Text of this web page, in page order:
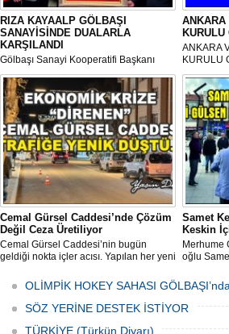
RIZA KAYAALP GÖLBAŞI
SANAYİSİNDE DUALARLA
KARŞILANDI
Gölbaşı Sanayi Kooperatifi Başkanı
Mehmet Aktay öncülüğünde, sanayi
esnafı adına düzenlenen anlamlı anma
programı Sanayi Camii’nde yoğun
katılımla gerçekleştirildi.
ANKARA
KURULU
ANKARA
KURULU
Cemal Gürsel Caddesi’nde Çözüm
Değil Ceza Üretiliyor
Cemal Gürsel Caddesi’nin bugün
geldiği nokta içler acısı. Yapılan her yeni
adeta başka bir noktaya taşıyor
Samet
Keskin
Merhume
oğlu
önünde
temsilci,
OLİMPİK HOKEY SAHASI GÖLBAŞI’nda
SÖZ YERİNE DESTEK İSTİYOR
TÜRKİYE (Türkün Diyarı)